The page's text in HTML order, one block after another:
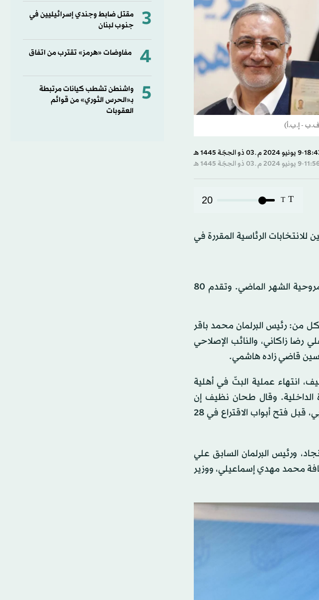
- إ.ب.أ)
T
T
20
الداخلية الإيرانية، محسن إسلامي، الموافقة على طلبات 6 مترشحين للانتخابات الرئاسية المقررة في
وتجري إيران انتخابات رئاسية مبكرة بعد مقتل الرئيس الإيراني إبراهيم رئيسي في تحطم مروحية الشهر الماضي. وتقدم 80
من: رئيس البرلمان محمد باقر
زاكاني، والنائب الإصلاحي
قاضي زاده هاشمي.
انتهاء عملية البتّ في أهلية
الداخلية. وقال طحان نظيف إن
الحملة الانتخابية ستبدأ غداً (الاثنين) حتى 26 يونيو، على أن يكون يوم 27 يوم صمت انتخابي، قبل فتح أبواب الاقتراع في 28
أحمدي نجاد، ورئيس البرلمان السابق علي
روحاني، و3 وزراء حاليين: وزير الثقافة محمد مهدي إسماعيلي، ووزير
3
مقتل ضابط وجندي إسرائيليين في
جنوب لبنان
4 مفاوضات «هرمز» تقترب من اتفاق
5
واشنطن تشطب كيانات مرتبطة
بـ«الحرس الثوري» من قوائم
العقوبات